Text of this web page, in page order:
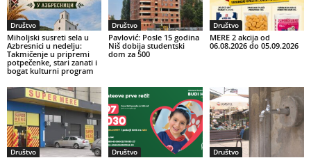
Društvo
Miholjski susreti sela u
Azbresnici u nedelju:
Takmičenje u pripremi
potpečenke, stari zanati i
bogat kulturni program
Društvo
Pavlović: Posle 15 godina
Niš dobija studentski
dom za 500
Društvo
MERE 2 akcija od
06.08.2026 do 05.09.2026
Društvo Društvo Društvo